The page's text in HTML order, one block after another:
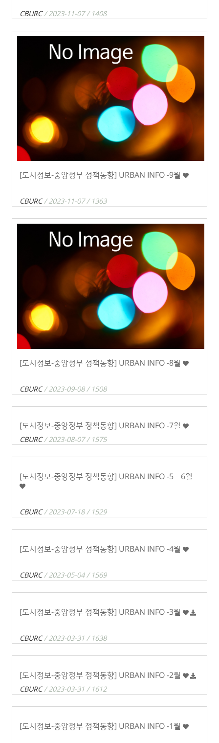
CBURC/ 2023-11-07 / 1408
[도시정보-중앙정부 정책동향] URBAN INFO -9월
CBURC/ 2023-11-07 / 1363
[도시정보-중앙정부 정책동향] URBAN INFO -8월
CBURC/ 2023-09-08 / 1508
[도시정보-중앙정부 정책동향] URBAN INFO -7월
CBURC/ 2023-08-07 / 1575
[도시정보-중앙정부 정책동향] URBAN INFO -5·6월
CBURC/ 2023-07-18 / 1529
[도시정보-중앙정부 정책동향] URBAN INFO -4월
CBURC/ 2023-05-04 / 1569
[도시정보-중앙정부 정책동향] URBAN INFO -3월
CBURC/ 2023-03-31 / 1638
[도시정보-중앙정부 정책동향] URBAN INFO -2월
CBURC/ 2023-03-31 / 1612
[도시정보-중앙정부 정책동향] URBAN INFO -1월